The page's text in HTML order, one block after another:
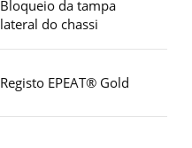
Bloqueio da tampa
lateral do chassi
Registo EPEAT® Gold